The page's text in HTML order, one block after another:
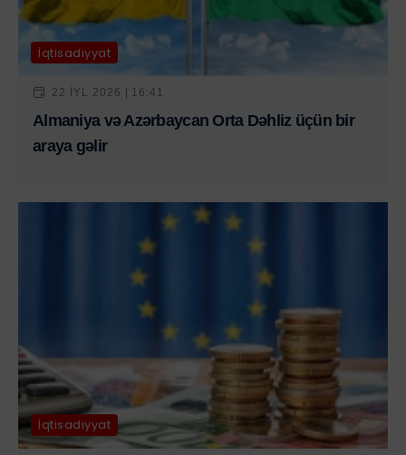
İqtisadiyyat
22 IYL 2026 | 16:41
Almaniya və Azərbaycan Orta Dəhliz üçün bir
araya gəlir
İqtisadiyyat